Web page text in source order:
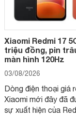
Xiaomi Redmi 17
triệu đồng, pin
màn hình 120Hz
03/08/2026
Dòng điện thoại giá
Xiaomi mới đây đã
sự xuất hiện của